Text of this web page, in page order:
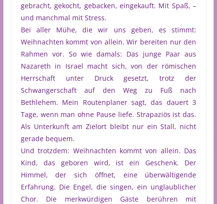
gebracht, gekocht, gebacken, eingekauft. Mit Spaß, –
und manchmal mit Stress.
Bei aller Mühe, die wir uns geben, es stimmt:
Weihnachten kommt von allein. Wir bereiten nur den
Rahmen vor. So wie damals: Das junge Paar aus
Nazareth in Israel macht sich, von der römischen
Herrschaft unter Druck gesetzt, trotz der
Schwangerschaft auf den Weg zu Fuß nach
Bethlehem. Mein Routenplaner sagt, das dauert 3
Tage, wenn man ohne Pause liefe. Strapaziös ist das.
Als Unterkunft am Zielort bleibt nur ein Stall, nicht
gerade bequem.
Und trotzdem: Weihnachten kommt von allein. Das
Kind, das geboren wird, ist ein Geschenk. Der
Himmel, der sich öffnet, eine überwältigende
Erfahrung. Die Engel, die singen, ein unglaublicher
Chor. Die merkwürdigen Gäste berühren mit